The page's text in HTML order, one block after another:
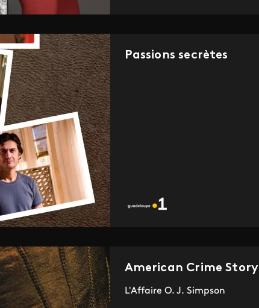
Passions secrètes
American Crime Story
L'Affaire O. J. Simpson